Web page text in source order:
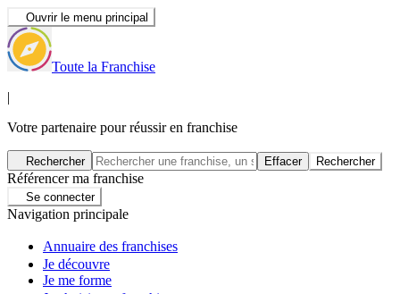
Ouvrir le menu principal
Toute la Franchise
|
Votre partenaire pour réussir en franchise
Rechercher Effacer Rechercher
Référencer ma franchise
Se connecter
Navigation principale
Annuaire des franchises
Je découvre
Je me forme